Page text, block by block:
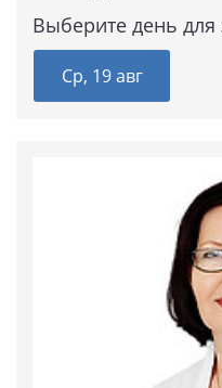
Выберите день для
Ср, 19 авг